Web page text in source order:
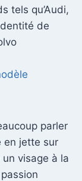
tels qu’Audi,
de
parler
en jette sur
visage à la